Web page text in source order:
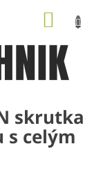
skrutka
s celým